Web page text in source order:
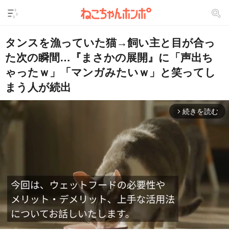
タンスを漁っていた猫→飼い主と目が合っ
た次の瞬間…『まさかの展開』に「声出ち
ゃったｗ」「マンガみたいｗ」と笑ってし
まう人が続出
arrow_forward_ios 続きを読む